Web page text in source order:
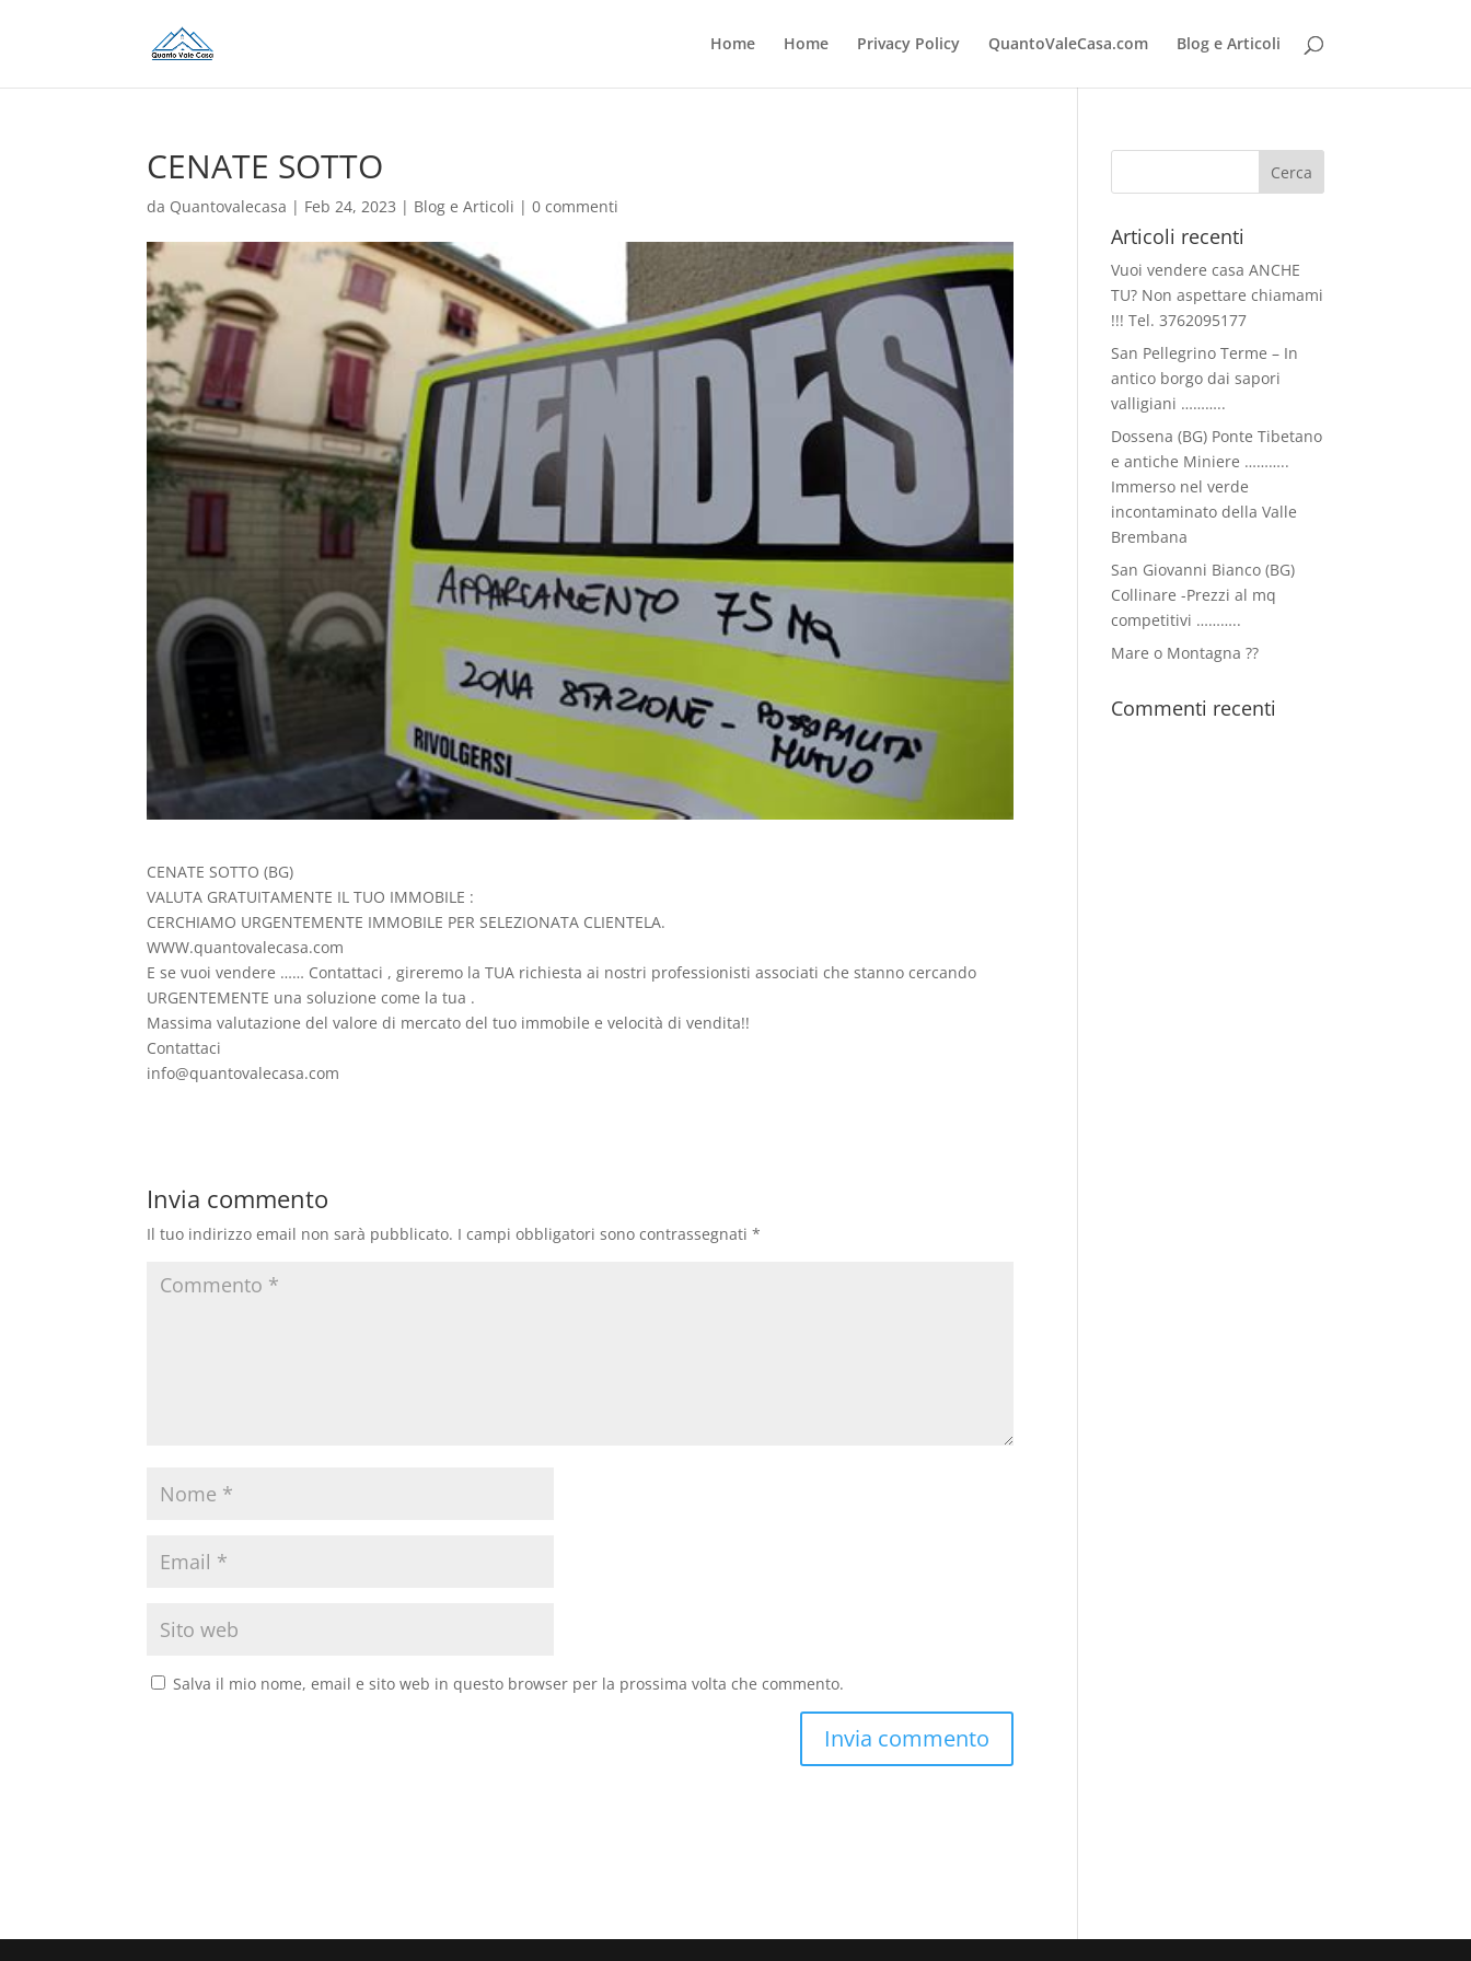
Home Home Privacy Policy QuantoValeCasa.com Blog e Articoli
CENATE SOTTO
da Quantovalecasa | Feb 24, 2023 | Blog e Articoli |0 commenti
CENATE SOTTO (BG)
VALUTA GRATUITAMENTE IL TUO IMMOBILE :
CERCHIAMO URGENTEMENTE IMMOBILE PER SELEZIONATA CLIENTELA.
WWW.quantovalecasa.com
E se vuoi vendere …… Contattaci , gireremo la TUA richiesta ai nostri professionisti associati che stanno cercando
URGENTEMENTE una soluzione come la tua .
Massima valutazione del valore di mercato del tuo immobile e velocità di vendita!!
Contattaci
info@quantovalecasa.com
Invia commento
Il tuo indirizzo email non sarà pubblicato. I campi obbligatori sono contrassegnati*
Salva il mio nome, email e sito web in questo browser per la prossima volta che commento.
Articoli recenti
Vuoi vendere casa ANCHE
TU? Non aspettare chiamami
!!! Tel. 3762095177
San Pellegrino Terme – In
antico borgo dai sapori
valligiani ………..
Dossena (BG) Ponte Tibetano
e antiche Miniere ………..
Immerso nel verde
incontaminato della Valle
Brembana
San Giovanni Bianco (BG)
Collinare -Prezzi al mq
competitivi ………..
Mare o Montagna ??
Commenti recenti